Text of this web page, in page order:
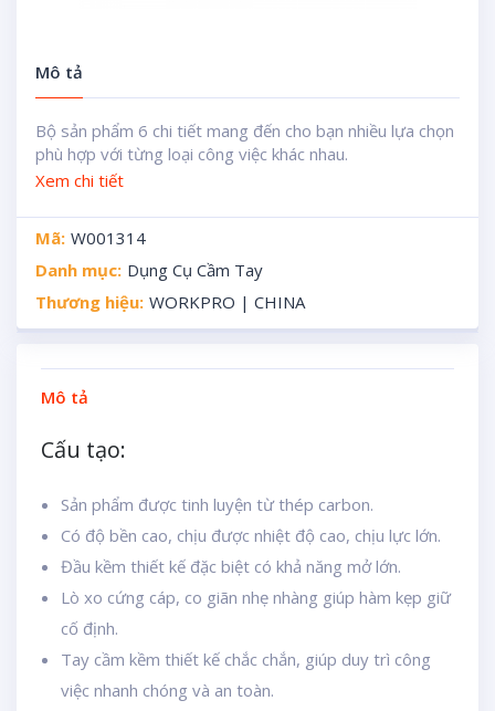
Mô tả
Bộ sản phẩm 6 chi tiết mang đến cho bạn nhiều lựa chọn
phù hợp với từng loại công việc khác nhau.
Xem chi tiết
Mã: W001314
Danh mục: Dụng Cụ Cầm Tay
Thương hiệu: WORKPRO | CHINA
Mô tả
Cấu tạo:
Sản phẩm được tinh luyện từ thép carbon.
Có độ bền cao, chịu được nhiệt độ cao, chịu lực lớn.
Đầu kềm thiết kế đặc biệt có khả năng mở lớn.
Lò xo cứng cáp, co giãn nhẹ nhàng giúp hàm kẹp giữ
cố định.
Tay cầm kềm thiết kế chắc chắn, giúp duy trì công
việc nhanh chóng và an toàn.